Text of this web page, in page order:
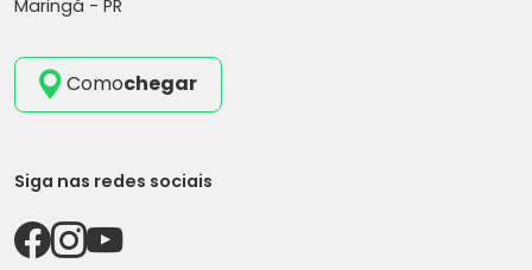
Maringá - PR
Comochegar
Siga nas redes sociais